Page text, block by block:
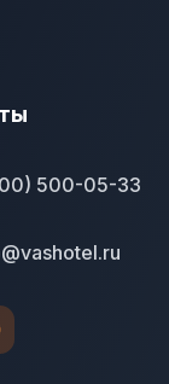
500-05-33